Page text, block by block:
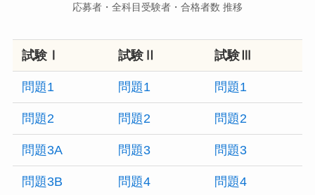
応募者・全科目受験者・合格者数 推移
試験Ⅰ 試験Ⅱ 試験Ⅲ
問題1 問題1 問題1
問題2 問題2 問題2
問題3A 問題3 問題3
問題3B 問題4 問題4